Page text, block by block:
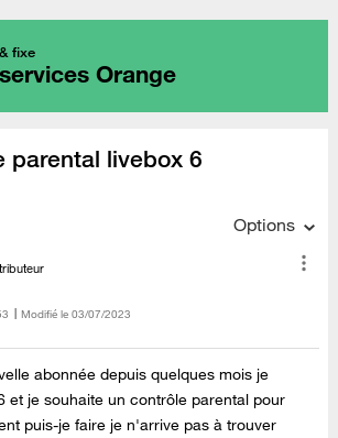
fixe
Orange
parental livebox 6
Options
Modifié le 03/07/2023
abonnée depuis quelques mois je
et je souhaite un contrôle parental pour
puis-je faire je n'arrive pas à trouver